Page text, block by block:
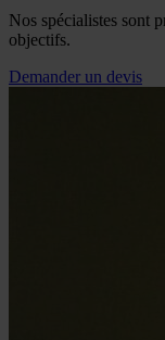
Nos spécialistes sont
objectifs.
Demander un devis